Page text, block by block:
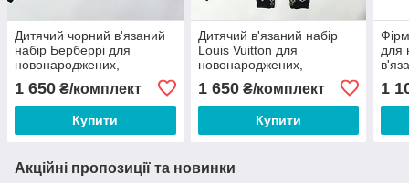
Дитячий чорний в'язаний
набір Берберрі для
новонароджених,
1 650 ₴/комплект
Купити
Дитячий в'язаний набір
Louis Vuitton для
новонароджених,
1 650₴/комплект
Купити
для
1
Акційні пропозиції та новинки